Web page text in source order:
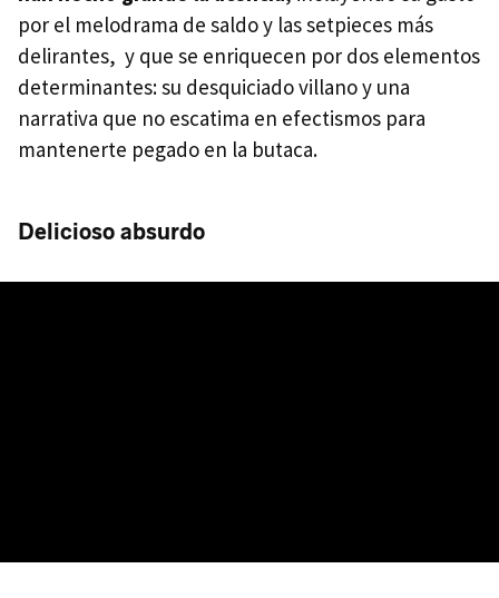
por el melodrama de saldo y las setpieces más
delirantes, y que se enriquecen por dos elementos
determinantes: su desquiciado villano y una
narrativa que no escatima en efectismos para
mantenerte pegado en la butaca.
Delicioso absurdo